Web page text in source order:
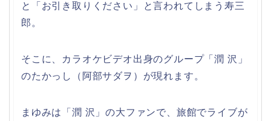
と「お引き取りください」と言われてしまう寿三
郎。
そこに、カラオケビデオ出身のグループ「潤 沢」
のたかっし（阿部サダヲ）が現れます。
まゆみは「潤 沢」の大ファンで、旅館でライブが